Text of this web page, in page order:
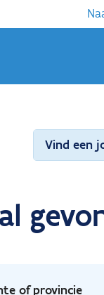
Vind een
of provincie